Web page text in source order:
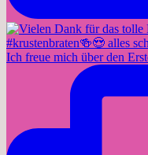
Ich freue mich über den